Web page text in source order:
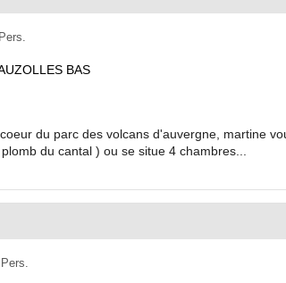
BAS
du parc des volcans d'auvergne, martine
du cantal ) ou se situe 4 chambres...